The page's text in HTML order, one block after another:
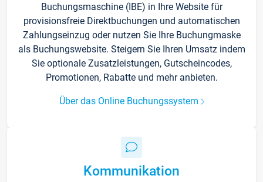
Buchungsmaschine (IBE) in Ihre Website für
provisionsfreie Direktbuchungen und automatischen
Zahlungseinzug oder nutzen Sie Ihre Buchungmaske
als Buchungswebsite. Steigern Sie Ihren Umsatz indem
Sie optionale Zusatzleistungen, Gutscheincodes,
Promotionen, Rabatte und mehr anbieten.
Über das Online Buchungssystem
Kommunikation